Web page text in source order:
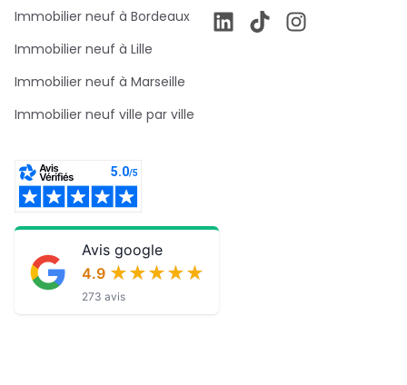
Immobilier neuf à Bordeaux
Immobilier neuf à Lille
Immobilier neuf à Marseille
Immobilier neuf ville par ville
Avis google
4.9 ★★★★★
★★★★★
273 avis